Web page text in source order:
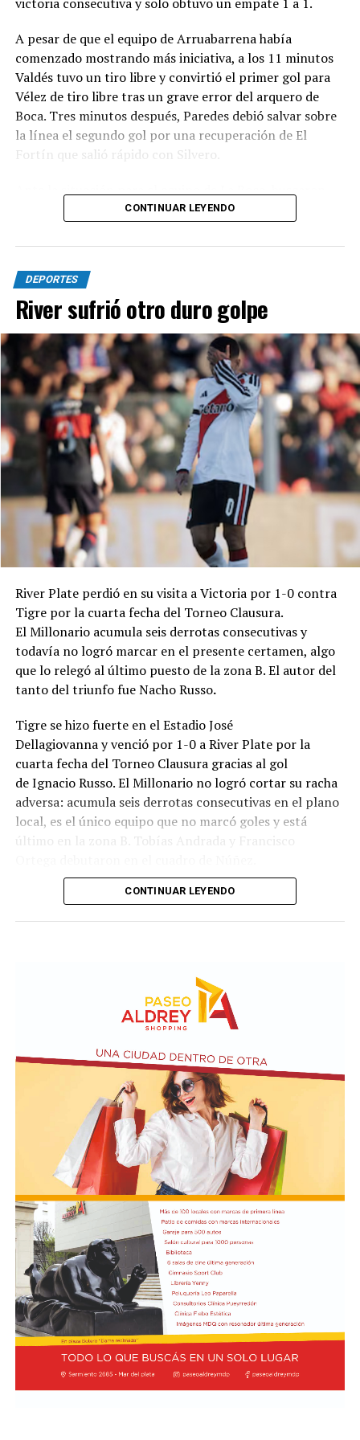
Síntesis
Círculo Deportivo (1): Pedro Fernández; Julián Vílchez,
Facundo Rojas, Jano Martínez y Rodrigo Torres; Joaquín
Bassani, Francisco Grahl, Ramiro Banchio y Marco
Campagnaro; Rodrigo Juárez y Vicente Barberini. DT:
Duilio Botella.
Branco Castelli y Ciro Rius por Torres, Campagnaro y
Renzo Paparelli, Rodrigo Díaz y Emanuel Moreno;
Branco Mera, Alejandro Chiavetto, Martín Rivero y
Ezequiel Goiburu; Ignacio Zapulla y Patricio Cucchi. DT:
Cristian Corrales.
Cambios: ST 17' Vito Esmay por Mera, 24' Elías Ayala y
Iván Bravo por Zapulla y Goiburu, y 34' Facundo Hang y
Luis Dezi por Cucchi y Díaz.
Goles: PT 23' Juárez (CD).
Árbitro: César Ceballo.
Estadio: "Guillermo Trama".
victoria consecutiva y solo obtuvo un empate 1 a 1.
A pesar de que el equipo de Arruabarrena había
comenzado mostrando más iniciativa, a los 11 minutos
Valdés tuvo un tiro libre y convirtió el primer gol para
Vélez de tiro libre tras un grave error del arquero de
Boca. Tres minutos después, Paredes debió salvar sobre
la línea el segundo gol por una recuperación de El
Fortín que salió rápido con Silvero.
Ante la situación para el equipo de La Boca, buscaron
terminar la primera parte con un empate. Fue así como
atrapar un rebote que había intentado Merentiel y darle
el 1 a 1 a su equipo. De esta forma, el entretiempo llegó
con el empate.
Cómo fue el segundo tiempo entre Boca y Vélez en el
Torneo Clausura
En el comienzo de los segundos 45 minutos, Boca fue
más preciso y tuvo más posesión de la pelota que en el
primer tiempo. Tras empatar el partido, intentó darlo
vuelta, aunque todavía no había podido hacerlo en el
Clausura 2026.
CONTINUAR LEYENDO
DEPORTES
River sufrió otro duro golpe
River Plate perdió en su visita a Victoria por 1-0 contra
Tigre por la cuarta fecha del Torneo Clausura.
El Millonario acumula seis derrotas consecutivas y
todavía no logró marcar en el presente certamen, algo
que lo relegó al último puesto de la zona B. El autor del
tanto del triunfo fue Nacho Russo.
Tigre se hizo fuerte en el Estadio José
Dellagiovanna y venció por 1-0 a River Plate por la
cuarta fecha del Torneo Clausura gracias al gol
de Ignacio Russo. El Millonario no logró cortar su racha
adversa: acumula seis derrotas consecutivas en el plano
local, es el único equipo que no marcó goles y está
último en la zona B. Tobías Andrada y Francisco
River monopolizó la posesión de la pelota a lo largo del
pero jugó lejos del arco defendido por Santiago Beltrán.
En medio de un desarrollo sin acciones de gol, el elenco
de Núñez pidió penal en una jugada en la que Ángel
Correa cayó dentro del área tras una entrada por detrás
de Nahuel Banegas.
La tónica de la primera etapa se trasladó al
complemento. River se hizo cargo de manejar el balón
en campo rival y, pese a que logró ser más punzante en
algunas ofensivas, no pudo impacientar al
arquero Felipe Zenobio. Del otro lado,
el Matador continuó con su intento de pegar con
ataques directos. Cuando el desarrollo era lento y lejos
de los arcos, Tigre se adelantó en el marcador a los 35
minutos: Aníbal Moreno perdió la pelota en la mitad de
la cancha tras una presión de Jabes Saralegui y Nacho
Russo definió de forma perfecta al quedar mano a mano
contra Santiago Beltrán para estampar el 1-0.
Desde el arranque del segundo semestre, River quedó
eliminado de la Copa Argentina tras perder 3-1 contra
Aldosivi y cayó por 1-0 en el inicio del Clausura
CONTINUAR LEYENDO